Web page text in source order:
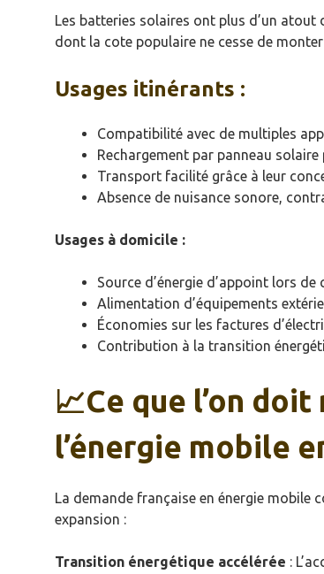
Les batteries solaires ont plus d’un atout
dont la cote populaire ne cesse de
Usages itinérants :
Compatibilité avec de multiples
Rechargement par panneau
Transport facilité grâce à leur
Absence de nuisance sonore,
Usages à domicile :
Source d’énergie d’appoint lors
Alimentation d’équipements
Économies sur les factures
Contribution à la transition
📈Ce que l’on
l’énergie mobile
La demande française en énergie mobile
expansion :
Transition énergétique accélérée :